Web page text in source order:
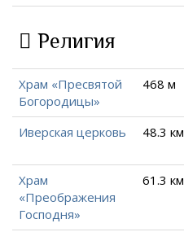
Религия
Храм «Пресвятой
Богородицы»
468 м
Иверская церковь 48.3 км
Храм
«Преображения
Господня»
61.3 км